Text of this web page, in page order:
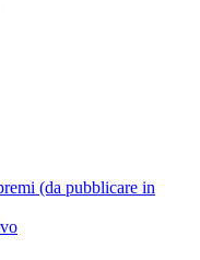
(da pubblicare in